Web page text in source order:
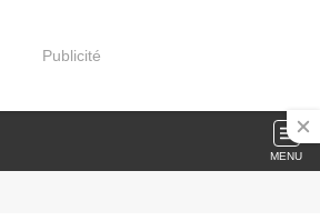
Publicité
MENU